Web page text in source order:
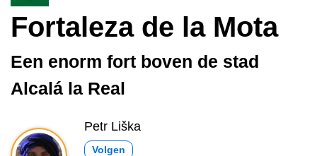
Fortaleza de la Mota
Een enorm fort boven de stad
Alcalá la Real
Petr Liška
Volgen